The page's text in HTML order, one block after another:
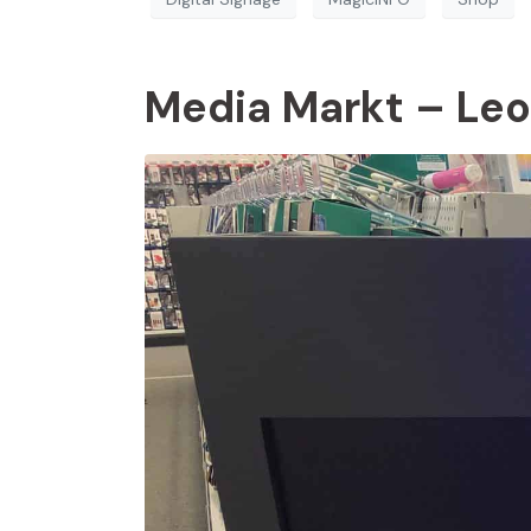
Media Markt –